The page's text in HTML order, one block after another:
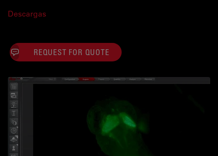
Descargas
REQUEST FOR QUOTE